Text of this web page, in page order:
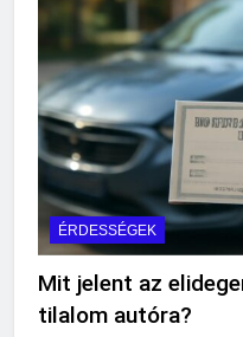
ÉRDESSÉGEK
Mit jelent az
tilalom autóra?